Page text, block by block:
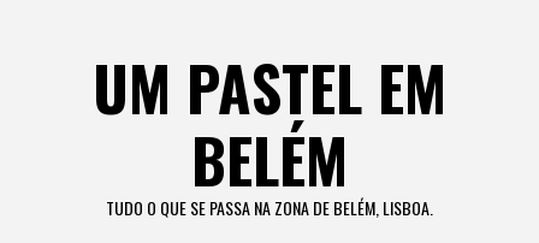
UM PASTEL EM
BELÉM
TUDO O QUE SE PASSA NA ZONA DE BELÉM, LISBOA.